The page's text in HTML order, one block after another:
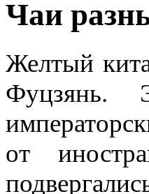
Чаи
Желтый
Фуцзянь.
от